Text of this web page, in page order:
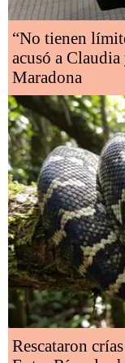
“No tienen
acusó a
Maradona
Rescataron